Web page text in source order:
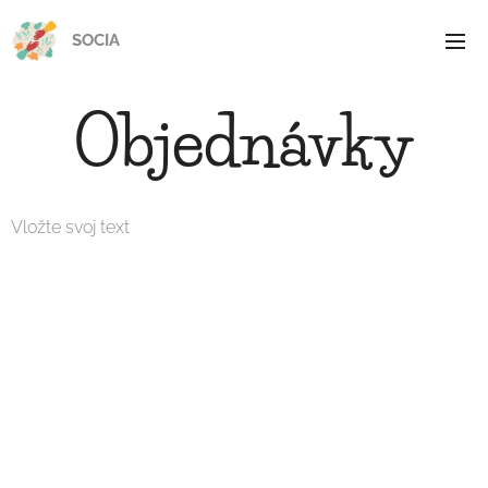
SOCIA
Objednávky
Vložte svoj text